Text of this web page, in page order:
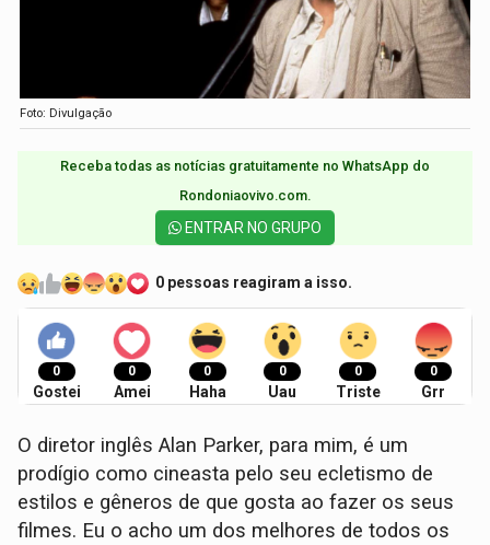
Foto: Divulgação
Receba todas as notícias gratuitamente no WhatsApp do
Rondoniaovivo.com.​
ENTRAR NO GRUPO
0 pessoas reagiram a isso.
0
Gostei
0
Amei
0
Haha
0
Uau
0
Triste
0
Grr
O diretor inglês Alan Parker, para mim, é um
prodígio como cineasta pelo seu ecletismo de
estilos e gêneros de que gosta ao fazer os seus
filmes. Eu o acho um dos melhores de todos os